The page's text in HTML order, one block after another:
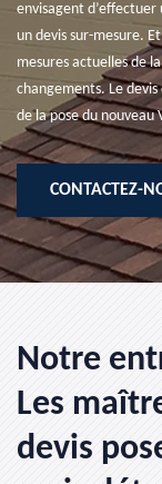
envisagent
un devis sur-mesure.
mesures actuelles de
changements. Le
de la pose du nouveau
CONTACTEZ-
Notre
Les
devis